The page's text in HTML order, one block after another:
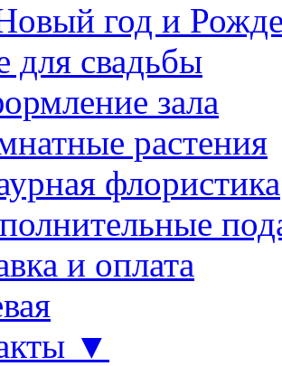
год и
для свадьбы
зала
растения
флористика
и оплата
▼